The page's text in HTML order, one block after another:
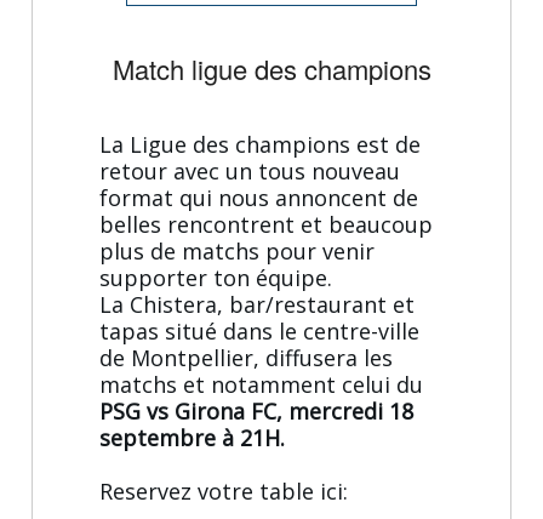
Match ligue des champions
La Ligue des champions est de
retour avec un tous nouveau
format qui nous annoncent de
belles rencontrent et beaucoup
plus de matchs pour venir
supporter ton équipe.
La Chistera, bar/restaurant et
tapas situé dans le centre-ville
de Montpellier, diffusera les
matchs et notamment celui du
PSG vs Girona FC, mercredi 18
septembre à 21H.
Reservez votre table ici: